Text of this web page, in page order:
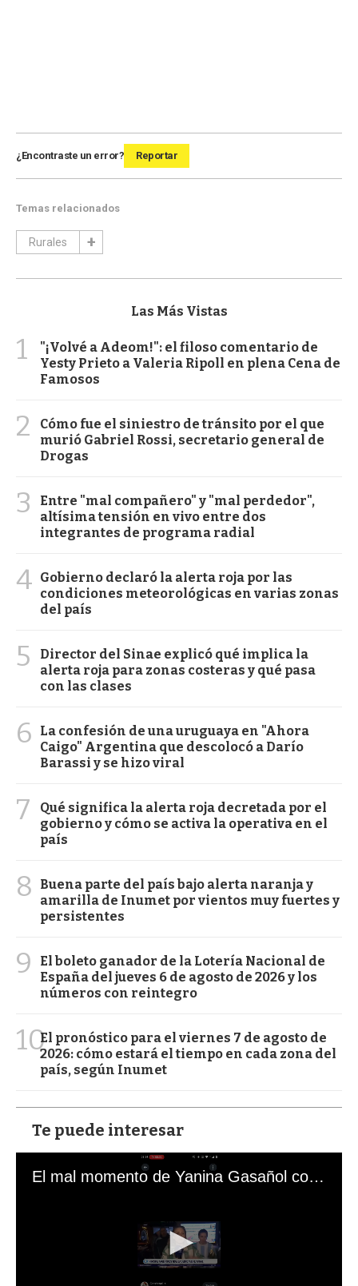
¿Encontraste un error? Reportar
Temas relacionados
Rurales
Las Más Vistas
1
"¡Volvé a Adeom!": el filoso comentario de
Yesty Prieto a Valeria Ripoll en plena Cena de
Famosos
2
Cómo fue el siniestro de tránsito por el que
murió Gabriel Rossi, secretario general de
Drogas
3
Entre "mal compañero" y "mal perdedor",
altísima tensión en vivo entre dos
integrantes de programa radial
4 Gobierno declaró la alerta roja por las
condiciones meteorológicas en varias zonas
del país
5
Director del Sinae explicó qué implica la
alerta roja para zonas costeras y qué pasa
con las clases
6
La confesión de una uruguaya en "Ahora
Caigo" Argentina que descolocó a Darío
Barassi y se hizo viral
7
Qué significa la alerta roja decretada por el
gobierno y cómo se activa la operativa en el
país
8
Buena parte del país bajo alerta naranja y
amarilla de Inumet por vientos muy fuertes y
persistentes
9
El boleto ganador de la Lotería Nacional de
España del jueves 6 de agosto de 2026 y los
números con reintegro
10El pronóstico para el viernes 7 de agosto de
2026: cómo estará el tiempo en cada zona del
país, según Inumet
Te puede interesar
El mal momento de Yanina Gasañol con un hincha argentino en "Subrayado"